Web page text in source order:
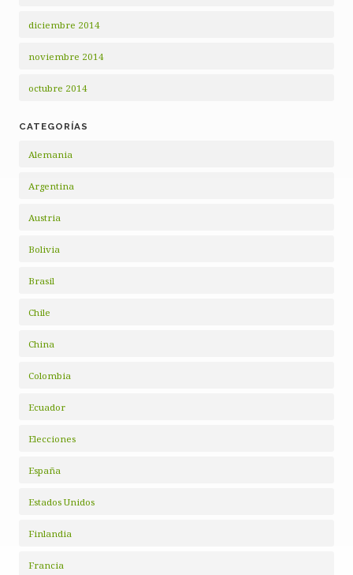
diciembre 2014
noviembre 2014
octubre 2014
CATEGORÍAS
Alemania
Argentina
Austria
Bolivia
Brasil
Chile
China
Colombia
Ecuador
Elecciones
España
Estados Unidos
Finlandia
Francia